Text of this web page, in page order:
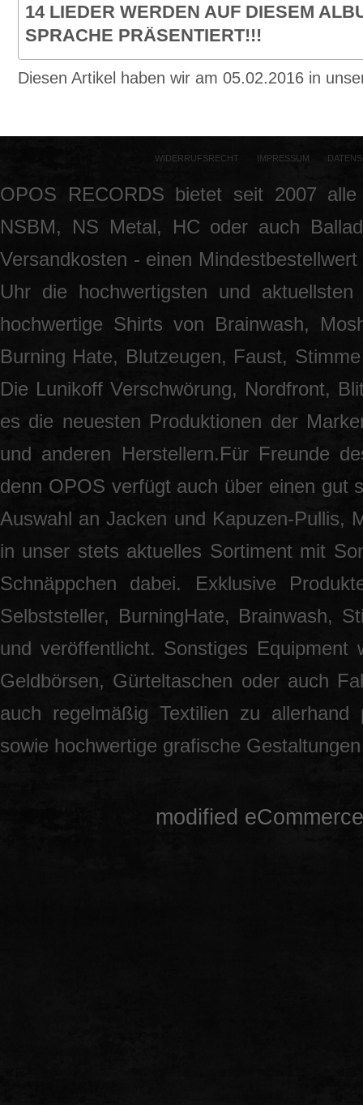
14 LIEDER WERDEN AUF DIESEM
SPRACHE PRÄSENTIERT!!!
Diesen Artikel haben wir am 05.02.2016 in
WIDERRUFSRECHT IMPRESSUM
OPOS RECORDS bietet seit 2007
NSBM, NS Metal, HC oder auch
Versandkosten - einen
Uhr die hochwertigsten und
hochwertige Shirts von Brainwash,
Burning Hate, Blutzeugen, Faust,
Die Lunikoff Verschwörung, Nordfront,
es die neuesten Produktionen der
und anderen Herstellern.Für Freunde
denn OPOS verfügt auch über einen gut
Auswahl an Jacken und Kapuzen-Pullis,
in unser stets aktuelles Sortiment mit
Schnäppchen dabei. Exklusive
Selbststeller, BurningHate, Brainwash,
und veröffentlicht. Sonstiges Equipment
Geldbörsen, Gürteltaschen oder auch
auch regelmäßig Textilien zu allerhand
sowie hochwertige grafische
mod ified